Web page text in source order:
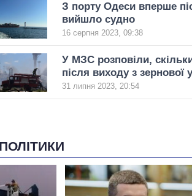
З порту Одеси вперше
вийшло судно
16 серпня 2023, 09:38
У МЗС розповіли,
після виходу з зернової
31 липня 2023, 20:54